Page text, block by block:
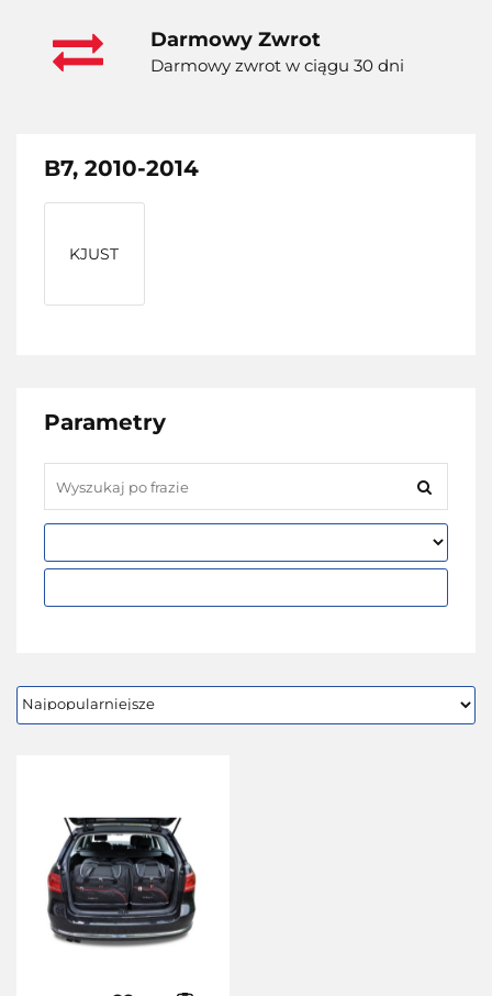
Darmowy Zwrot
Darmowy zwrot w ciągu 30 dni
B7, 2010-2014
KJUST
Parametry